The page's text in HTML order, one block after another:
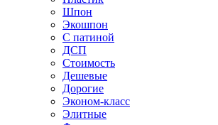
Шпон
Экошпон
С патиной
ДСП
Стоимость
Дешевые
Дорогие
Эконом-класс
Элитные